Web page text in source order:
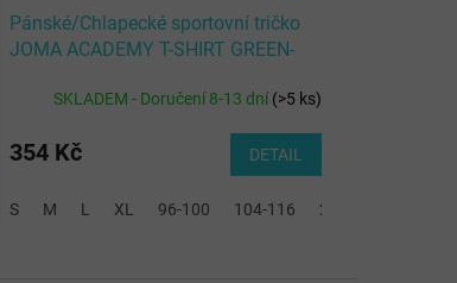
Pánské/Chlapecké sportovní tričko
JOMA ACADEMY T-SHIRT GREEN-
SKLADEM - Doručení 8-13 dní(>5 ks)
354 Kč DETAIL
S M L XL 96-100 104-116 2XL-3XL